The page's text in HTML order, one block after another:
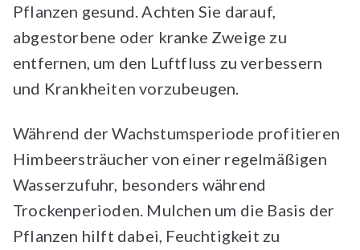
Pflanzen gesund. Achten Sie darauf,
abgestorbene oder kranke Zweige zu
entfernen, um den Luftfluss zu verbessern
und Krankheiten vorzubeugen.
Während der Wachstumsperiode profitieren
Himbeersträucher von einer regelmäßigen
Wasserzufuhr, besonders während
Trockenperioden. Mulchen um die Basis der
Pflanzen hilft dabei, Feuchtigkeit zu